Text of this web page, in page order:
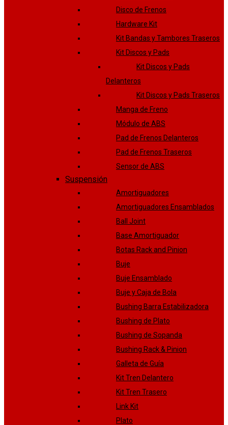
Disco de Frenos
Hardware Kit
Kit Bandas y Tambores Traseros
Kit Discos y Pads
Kit Discos y Pads
Delanteros
Kit Discos y Pads Traseros
Manga de Freno
Módulo de ABS
Pad de Frenos Delanteros
Pad de Frenos Traseros
Sensor de ABS
Suspensión
Amortiguadores
Amortiguadores Ensamblados
Ball Joint
Base Amortiguador
Botas Rack and Pinion
Buje
Buje Ensamblado
Buje y Caja de Bola
Bushing Barra Estabilizadora
Bushing de Plato
Bushing de Sopanda
Bushing Rack & Pinion
Galleta de Guía
Kit Tren Delantero
Kit Tren Trasero
Link Kit
Plato